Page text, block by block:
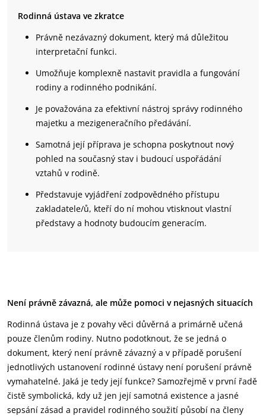
Rodinná ústava ve zkratce
Právně nezávazný dokument, který má důležitou
interpretační funkci.
Umožňuje komplexně nastavit pravidla a fungování
rodiny a rodinného podnikání.
Je považována za efektivní nástroj správy rodinného
majetku a mezigeneračního předávání.
Samotná její příprava je schopna poskytnout nový
pohled na současný stav i budoucí uspořádání
vztahů v rodině.
Představuje vyjádření zodpovědného přístupu
zakladatele/ů, kteří do ní mohou vtisknout vlastní
představy a hodnoty budoucím generacím.
Není právně závazná, ale může pomoci v nejasných situacích
Rodinná ústava je z povahy věci důvěrná a primárně učená
pouze členům rodiny. Nutno podotknout, že se jedná o
dokument, který není právně závazný a v případě porušení
jednotlivých ustanovení rodinné ústavy není porušení právně
vymahatelné. Jaká je tedy její funkce? Samozřejmě v první řadě
čistě symbolická, kdy už jen její samotná existence a jasné
sepsání zásad a pravidel rodinného soužití působí na členy